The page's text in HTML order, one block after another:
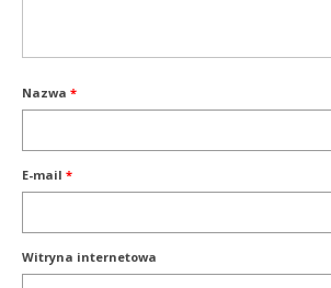
Nazwa *
E-mail *
Witryna internetowa